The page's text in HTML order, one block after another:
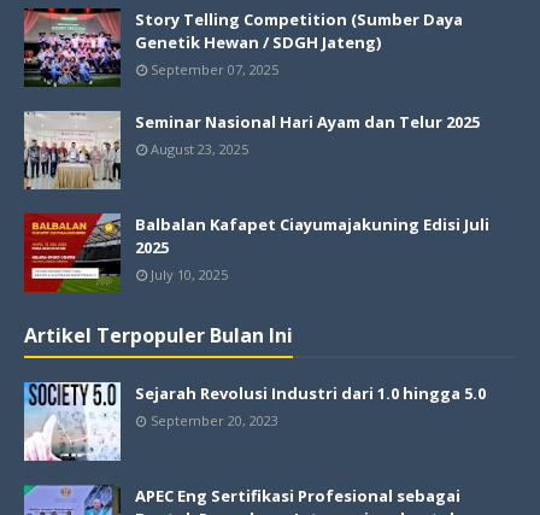
Story Telling Competition (Sumber Daya
Genetik Hewan / SDGH Jateng)
September 07, 2025
Seminar Nasional Hari Ayam dan Telur 2025
August 23, 2025
Balbalan Kafapet Ciayumajakuning Edisi Juli
2025
July 10, 2025
Artikel Terpopuler Bulan Ini
Sejarah Revolusi Industri dari 1.0 hingga 5.0
September 20, 2023
APEC Eng Sertifikasi Profesional sebagai